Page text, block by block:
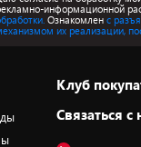
информационной
Ознакомлен с
их реализации,
Клуб
Cвязаться с